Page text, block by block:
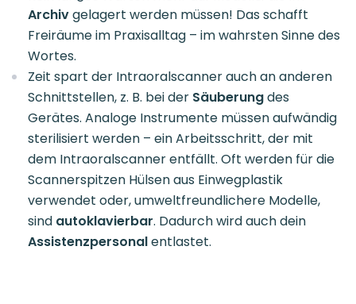
Archivgelagert werden müssen! Das schafft
Freiräume im Praxisalltag – im wahrsten Sinne des
Wortes.
Zeit spart der Intraoralscanner auch an anderen
Schnittstellen, z. B. bei der Säuberungdes
Gerätes. Analoge Instrumente müssen aufwändig
sterilisiert werden – ein Arbeitsschritt, der mit
dem Intraoralscanner entfällt. Oft werden für die
Scannerspitzen Hülsen aus Einwegplastik
verwendet oder, umweltfreundlichere Modelle,
sind autoklavierbar. Dadurch wird auch dein
Assistenzpersonalentlastet.